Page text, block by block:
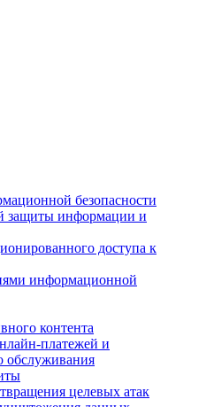
безопасности
защиты информации и
доступа к
информационной
контента
платежей и
обслуживания
целевых атак